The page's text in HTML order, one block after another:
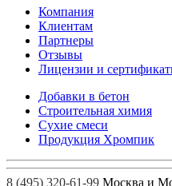
Компания
Клиентам
Партнеры
Отзывы
Лицензии и
Добавки в бетон
Строительная химия
Сухие смеси
Продукция Хромпик
8 (495) 320-61-99 Москва и